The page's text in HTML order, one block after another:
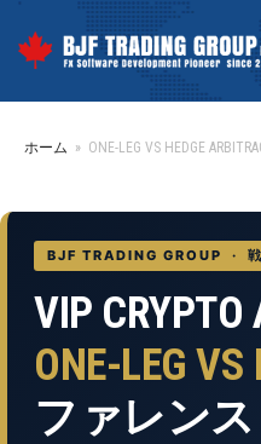
ホーム » ONE-LEG VS HEDGE
BJF TRADING GROUP · 戦
VIP
ONE-LEG VS
ファレンス